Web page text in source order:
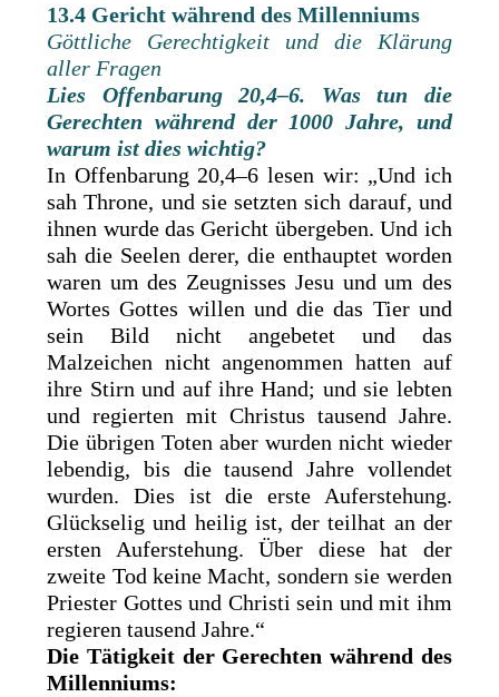
13.4 Gericht während des Millenniums
Göttliche Gerechtigkeit und die Klärung
aller Fragen
Lies Offenbarung 20,4–6. Was tun die
Gerechten während der 1000 Jahre, und
warum ist dies wichtig?
In Offenbarung 20,4–6 lesen wir: „Und ich
sah Throne, und sie setzten sich darauf, und
ihnen wurde das Gericht übergeben. Und ich
sah die Seelen derer, die enthauptet worden
waren um des Zeugnisses Jesu und um des
Wortes Gottes willen und die das Tier und
sein Bild nicht angebetet und das
Malzeichen nicht angenommen hatten auf
ihre Stirn und auf ihre Hand; und sie lebten
und regierten mit Christus tausend Jahre.
Die übrigen Toten aber wurden nicht wieder
lebendig, bis die tausend Jahre vollendet
wurden. Dies ist die erste Auferstehung.
Glückselig und heilig ist, der teilhat an der
ersten Auferstehung. Über diese hat der
zweite Tod keine Macht, sondern sie werden
Priester Gottes und Christi sein und mit ihm
regieren tausend Jahre.“
Die Tätigkeit der Gerechten während des
Millenniums: